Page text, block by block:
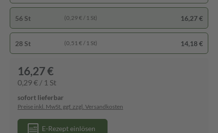
56 St (0,29 € / 1 St) 16,27 €
28 St (0,51 € / 1 St) 14,18 €
16,27 €
0,29 € / 1 St
sofort lieferbar
Preise inkl. MwSt. ggf. zzgl. Versandkosten
E-Rezept einlösen